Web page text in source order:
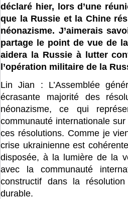
déclaré hier, lors d’une
que la Russie et la Chine
néonazisme. J’aimerais
partage le point de vue de
aidera la Russie à lutter
l’opération militaire de la
Lin Jian : L’Assemblée
écrasante majorité des
néonazisme, ce qui
communauté internationale
ces résolutions. Comme je
crise ukrainienne est
disposée, à la lumière de la
avec la communauté
constructif dans la
durable.